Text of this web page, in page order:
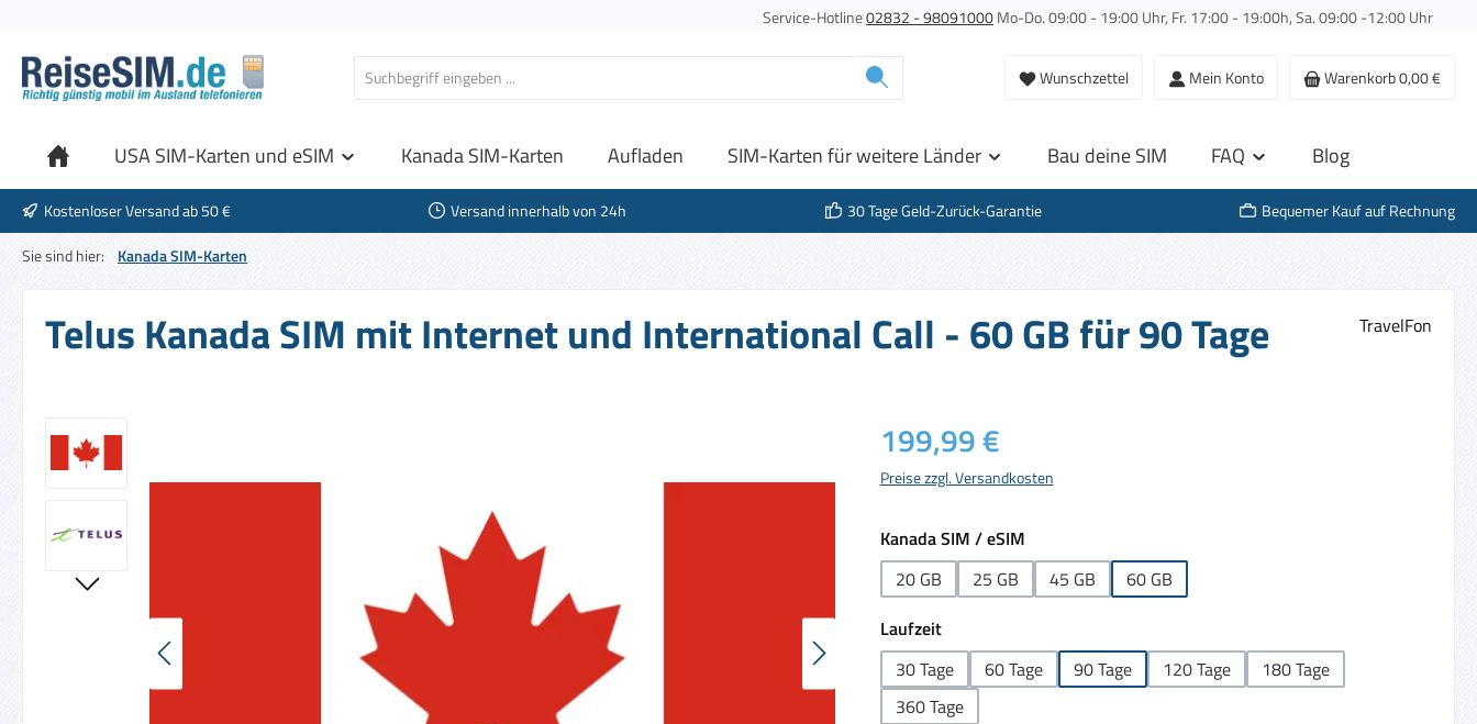
Service-Hotline02832 - 98091000Mo-Do. 09:00 - 19:00 Uhr, Fr. 17:00 - 19:00h, Sa. 09:00 -12:00 Uhr
Wunschzettel Mein Konto Warenkorb0,00 €
USA SIM-Karten und eSIM Kanada SIM-Karten Aufladen SIM-Karten für weitere Länder Bau deine SIM FAQ Blog
Kostenloser Versand ab 50 € Versand innerhalb von 24h 30 Tage Geld-Zurück-Garantie
Bequemer Kauf auf Rechnung
Sie sind hier:
Kanada SIM-Karten
Telus Kanada SIM mit Internet und International Call - 60 GB für 90 Tage TravelFon
Bildergalerie überspringen Regulärer Preis:
199,99 €
Preise zzgl. Versandkosten
Kanada SIM / eSIMauswählen
20 GB
25 GB 45 GB
60 GB
Laufzeitauswählen
30 Tage
60 Tage 90 Tage 120 Tage
180 Tage
360 Tage